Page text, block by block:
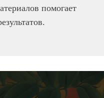
помогает